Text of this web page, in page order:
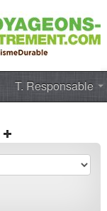
T. Responsable